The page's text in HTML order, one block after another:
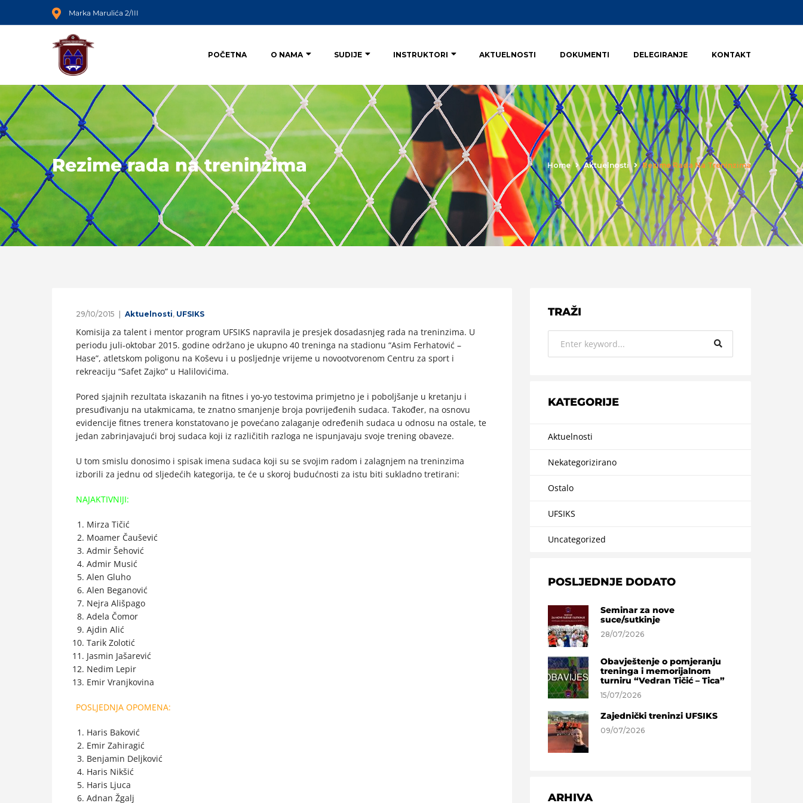
Marka Marulića 2/III
POČETNA O NAMA SUDIJE INSTRUKTORI AKTUELNOSTI DOKUMENTI DELEGIRANJE KONTAKT
Rezime rada na treninzima Home Aktuelnosti Rezime Rada Na Treninzima
29/10/2015 Aktuelnosti, UFSIKS
Komisija za talent i mentor program UFSIKS napravila je presjek dosadasnjeg rada na treninzima. U
periodu juli-oktobar 2015. godine održano je ukupno 40 treninga na stadionu “Asim Ferhatović –
Hase”, atletskom poligonu na Koševu i u posljednje vrijeme u novootvorenom Centru za sport i
rekreaciju “Safet Zajko” u Halilovićima.
Pored sjajnih rezultata iskazanih na fitnes i yo-yo testovima primjetno je i poboljšanje u kretanju i
presuđivanju na utakmicama, te znatno smanjenje broja povrijeđenih sudaca. Također, na osnovu
evidencije fitnes trenera konstatovano je povećano zalaganje određenih sudaca u odnosu na ostale, te
jedan zabrinjavajući broj sudaca koji iz različitih razloga ne ispunjavaju svoje trening obaveze.
U tom smislu donosimo i spisak imena sudaca koji su se svojim radom i zalagnjem na treninzima
izborili za jednu od sljedećih kategorija, te će u skoroj budućnosti za istu biti sukladno tretirani:
NAJAKTIVNIJI:
Mirza Tičić
Moamer Čaušević
Admir Šehović
Admir Musić
Alen Gluho
Alen Beganović
Nejra Ališpago
Adela Čomor
Ajdin Alić
Tarik Zolotić
Jasmin Jašarević
Nedim Lepir
Emir Vranjkovina
POSLJEDNJA OPOMENA:
Haris Baković
Emir Zahiragić
Benjamin Deljković
Haris Nikšić
Haris Ljuca
Adnan Žgalj
TRAŽI
KATEGORIJE
Aktuelnosti
Nekategorizirano
Ostalo
UFSIKS
Uncategorized
POSLJEDNJE DODATO
Seminar za nove
suce/sutkinje
28/07/2026
Obavještenje o pomjeranju
treninga i memorijalnom
turniru “Vedran Tičić – Tica”
15/07/2026
Zajednički treninzi UFSIKS
09/07/2026
ARHIVA